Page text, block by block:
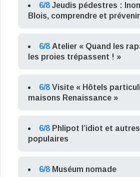
6/8 Jeudis pédestres :
Blois, comprendre et prévenir
6/8 Atelier « Quand les
les proies trépassent ! »
6/8 Visite « Hôtels
maisons Renaissance »
6/8 Phlipot l’idiot et
populaires
6/8 Muséum nomade